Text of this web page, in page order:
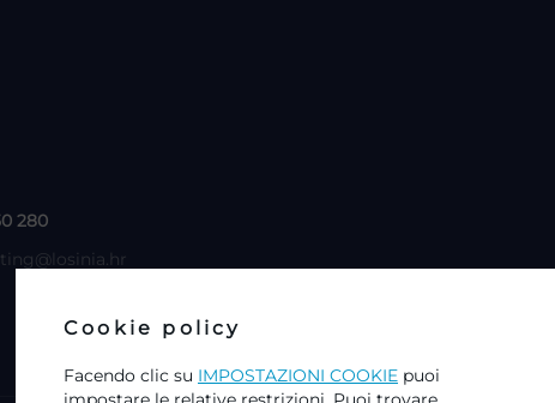
280
Cookie policy
Facendo clic su IMPOSTAZIONI COOKIE puoi